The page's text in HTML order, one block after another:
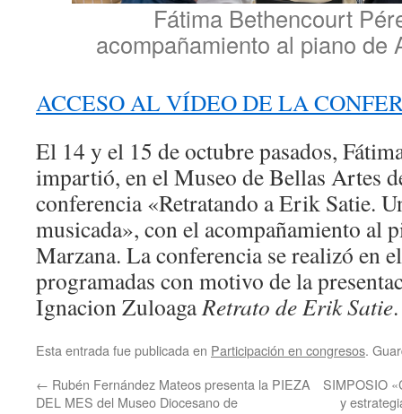
Fátima Bethencourt
acompañamiento al piano de
ACCESO AL VÍDEO DE LA
El 14 y el 15 de octubre pasados,
impartió, en el Museo de Bellas Artes
conferencia «Retratando a Erik Satie.
musicada», con el acompañamiento al
Marzana. La conferencia se realizó en
programadas con motivo de la
Ignacion ZuloagaRetrato de Erik Satie.
Esta entrada fue publicada en Participación en congresos.
← Rubén Fernández Mateos presenta la PIEZA
DEL MES del Museo Diocesano de
SIMPOSIO
y